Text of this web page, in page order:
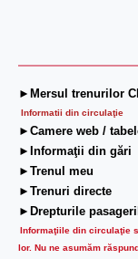
►Mersul trenurilor
Informatii din circulaţie
►Camere web /
►Informaţii din gări
►Trenul meu
►Trenuri directe
►Drepturile
Informaţiile din circulaţie
lor. Nu ne asumăm